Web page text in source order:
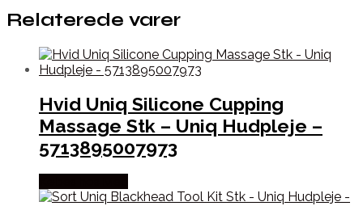
Relaterede varer
Hvid Uniq Silicone Cupping
Massage Stk – Uniq Hudpleje –
5713895007973